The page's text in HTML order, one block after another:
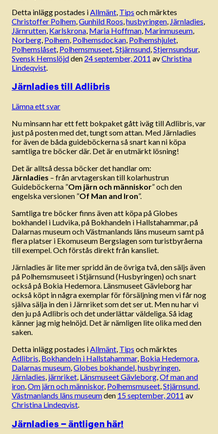
Detta inlägg postades i Allmänt Tips och märktes
Christoffer Polhem Gunhild Roos husbyringen Järnladies
Järnrutten Karlskrona Maria Hoffman Marinmuseum
Norberg Polhem Polhemsdockan Polhemshjulet
Polhemslåset Polhemsmuseet Stjärnsund Stjernsundsur,
Svensk Hemslöjdden 24 september, 2011 avChristina
Lindeqvist
Järnladies till Adlibris
Lämna ett svar
Nu minsann har ett fett bokpaket gått iväg till Adlibris, var
just på posten med det, tungt som attan. Med Järnladies
for även de båda guideböckerna så snart kan ni köpa
samtliga tre böcker där. Det är en utmärkt lösning!
Det är alltså dessa böcker det handlar om:
Järnladies – från arvtagerskan till kolarhustrun
Guideböckerna ”Om järn och människor” och den
engelska versionen ”Of Man and Iron”.
Samtliga tre böcker finns även att köpa på Globes
bokhandel i Ludvika, på Bokhandeln i Hallstahammar, på
Dalarnas museum och Västmanlands läns museum samt på
flera platser i Ekomuseum Bergslagen som turistbyråerna
till exempel. Och förstås direkt från kansliet.
Järnladies är lite mer spridd än de övriga två, den säljs även
på Polhemsmuseet i Stjärnsund (Husbyringen) och snart
också på Bokia Hedemora. Länsmuseet Gävleborg har
också köpt in några exemplar för försäljning men vi får nog
själva sälja in den i Järnriket som det ser ut. Men nu har vi
den ju på Adlibris och det underlättar väldeliga. Så idag
känner jag mig helnöjd. Det är nämligen lite olika med den
saken.
Detta inlägg postades iAllmänt, Tips och märktes
Adlibris, Bokhandeln i Hallstahammar, Bokia Hedemora,
Dalarnas museum,Globes bokhandel,husbyringen,
Järnladies, järnriket, Länsmuseet Gävleborg,Of man and
iron,Om järn och människor, Polhemsmuseet,Stjärnsund,
Västmanlands läns museumden 15 september, 2011 av
Christina Lindeqvist.
Järnladies – äntligen här!